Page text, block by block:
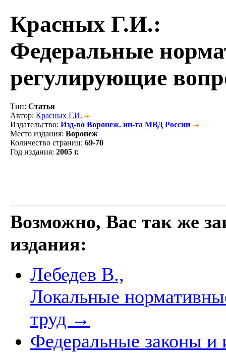
Красных Г.И.:
Федеральные
регулирующие
Тип: Статья
Автор: Красных Г.И.
Издательство: Изд-во Воронеж. ин-та МВД России
Место издания: Воронеж
Количество страниц: 69-70
Год издания: 2005 г.
Возможно, Вас так же
издания:
Лебедев В.,
Локальные
труд →
Федеральные законы